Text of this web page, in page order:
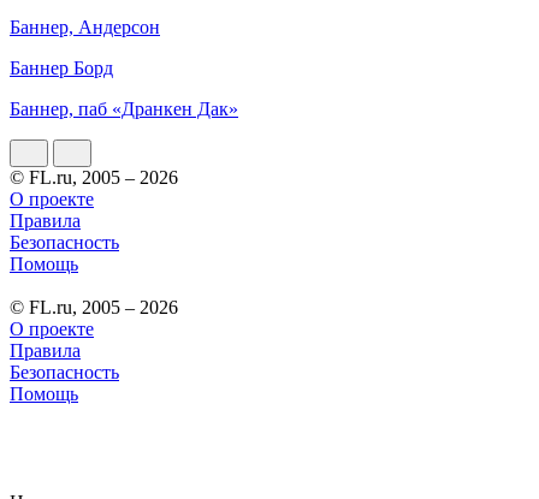
Баннер, Андерсон
Баннер Борд
Баннер, паб «Дранкен Дак»
© FL.ru, 2005 – 2026
О проекте
Правила
Безопасность
Помощь
© FL.ru, 2005 – 2026
О проекте
Правила
Безопасность
Помощь